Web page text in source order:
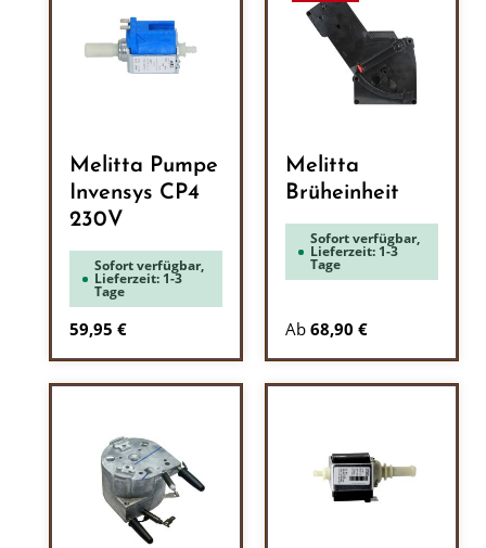
Melitta Pumpe
Invensys CP4
230V
Sofort verfügbar,
Lieferzeit: 1-3
Tage
Regulärer Preis:
59,95 €
Melitta
Brüheinheit
Sofort verfügbar,
Lieferzeit: 1-3
Tage
Ab 68,90 €